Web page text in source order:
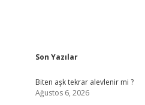
Sidebar
Son Yazılar
Biten aşk tekrar alevlenir mi ?
Ağustos 6, 2026